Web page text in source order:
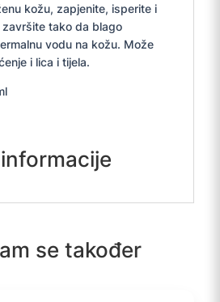
kožu, zapjenite, isperite i
tako da blago
vodu na kožu. Može
i lica i tijela.
se također